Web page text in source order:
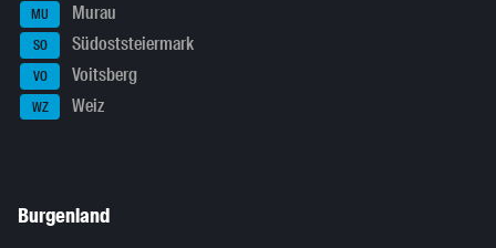
MU Murau
SO Südoststeiermark
VO Voitsberg
WZ Weiz
Burgenland